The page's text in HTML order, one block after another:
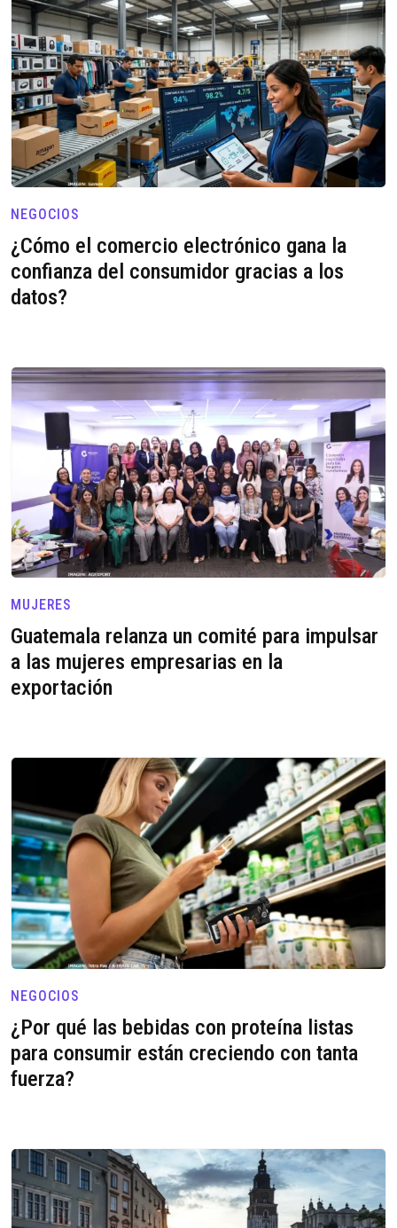
NEGOCIOS
¿Cómo el comercio electrónico gana la
confianza del consumidor gracias a los
datos?
MUJERES
Guatemala relanza un comité para impulsar
a las mujeres empresarias en la
exportación
NEGOCIOS
¿Por qué las bebidas con proteína listas
para consumir están creciendo con tanta
fuerza?